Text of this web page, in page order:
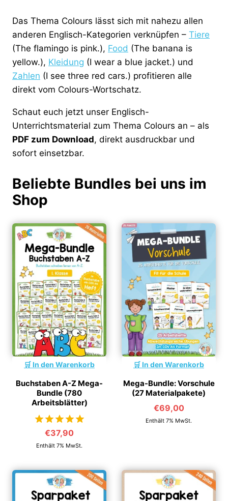
Das Thema Colours lässt sich mit nahezu allen
anderen Englisch-Kategorien verknüpfen – Tiere
(The flamingo is pink.), Food (The banana is
yellow.), Kleidung (I wear a blue jacket.) und
Zahlen (I see three red cars.) profitieren alle
direkt vom Colours-Wortschatz.
Schaut euch jetzt unser Englisch-
Unterrichtsmaterial zum Thema Colours an – als
PDF zum Download, direkt ausdruckbar und
sofort einsetzbar.
Beliebte Bundles bei uns im
Shop
In den Warenkorb
Buchstaben A-Z Mega-
Bundle (780
Arbeitsblätter)
von 5
€37,90
Enthält 7% MwSt.
In den Warenkorb
Mega-Bundle: Vorschule
(27 Materialpakete)
€69,00
Enthält 7% MwSt.